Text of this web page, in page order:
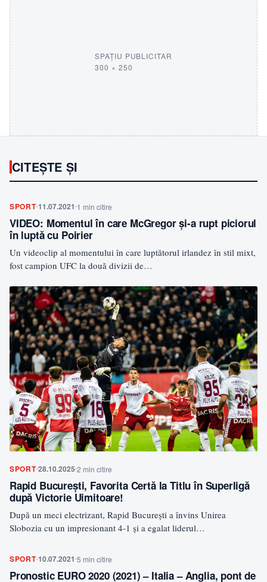
SPAȚIU PUBLICITAR
300 × 250
CITEȘTE ȘI
SPORT11.07.2021 1 min citire
VIDEO: Momentul în care McGregor și-a rupt piciorul
în luptă cu Poirier
Un videoclip al momentului în care luptătorul irlandez în stil mixt,
fost campion UFC la două divizii de…
SPORT28.10.2025 2 min citire
Rapid București, Favorita Certă la Titlu în Superligă
după Victorie Uimitoare!
După un meci electrizant, Rapid București a învins Unirea
Slobozia cu un impresionant 4-1 și a egalat liderul…
SPORT10.07.2021 5 min citire
Pronostic EURO 2020 (2021) – Italia – Anglia, pont de